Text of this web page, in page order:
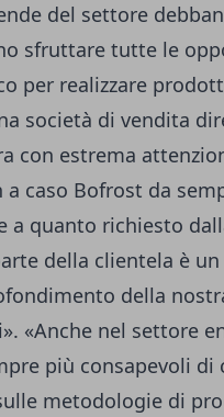
del settore
sfruttare tutte le
per realizzare
società di vendita
con estrema
caso Bofrost da
a quanto richiesto
della clientela è un
della
«Anche nel settore
più consapevoli di
metodologie di